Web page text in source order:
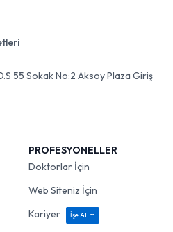
55 Sokak No:2 Aksoy Plaza Giriş
PROFESYONELLER
Doktorlar İçin
Web Siteniz İçin
Kariyer
İşe Alım